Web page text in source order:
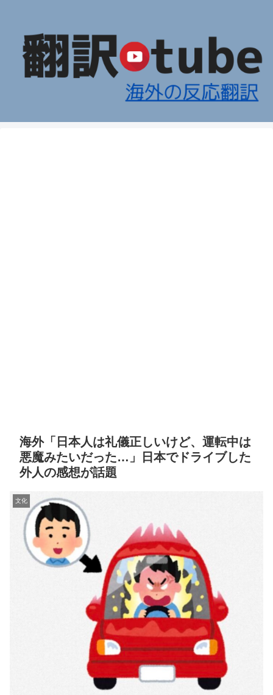
海外「日本人は礼儀正しいけど、運転中は
悪魔みたいだった…」日本でドライブした
外人の感想が話題
文化